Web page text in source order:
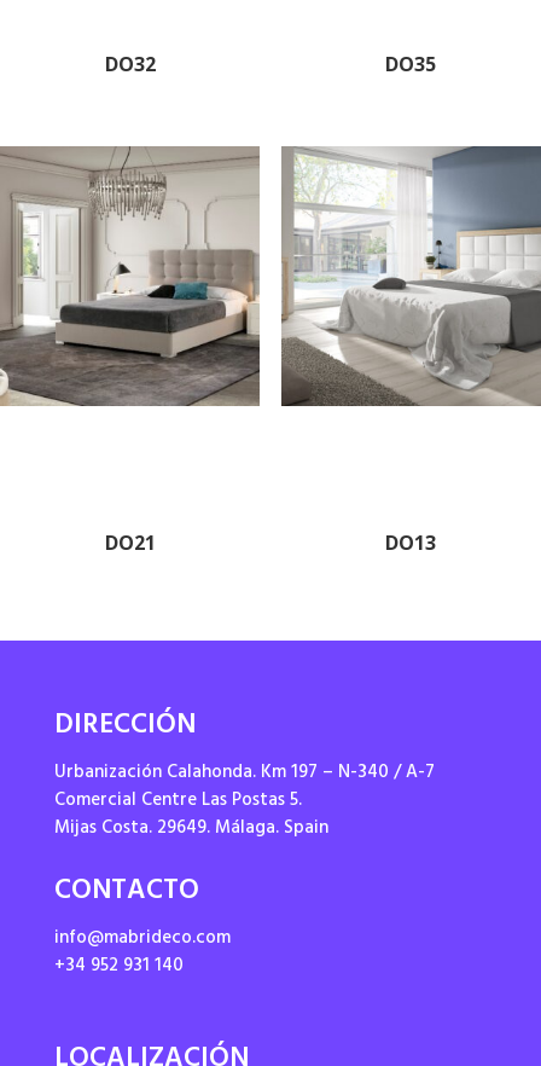
DO32 DO35
DO21 DO13
DIRECCIÓN
Urbanización Calahonda. Km 197 – N-340 / A-7
Comercial Centre Las Postas 5.
Mijas Costa. 29649. Málaga. Spain
CONTACTO
info@mabrideco.com
+34 952 931 140